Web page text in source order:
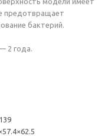
предотвращает
бактерий.
2 года.